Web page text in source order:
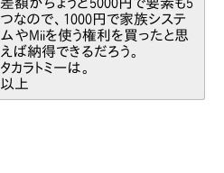
差額がちょうど5000円で要素も5
つなので、1000円で家族システ
ムやMiiを使う権利を買ったと思
えば納得できるだろう。
タカラトミーは。
以上